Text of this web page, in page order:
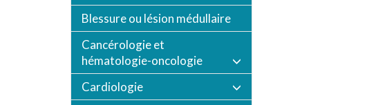
Blessure ou lésion médullaire
Cancérologie et
hématologie-oncologie
Cardiologie